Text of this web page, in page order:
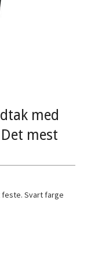
med
mest
feste. Svart farge